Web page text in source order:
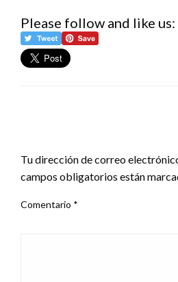
Please follow and like us:
Tu dirección de correo
campos obligatorios están
Comentario *